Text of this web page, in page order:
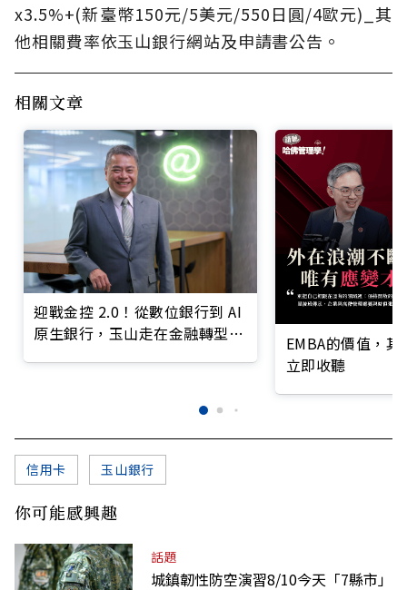
x3.5%+(新臺幣150元/5美元/550日圓/4歐元)_其
他相關費率依玉山銀行網站及申請書公告。
相關文章
迎戰金控 2.0！從數位銀行到 AI
原生銀行，玉山走在金融轉型最
EMBA的價值，
立即收聽
信用卡 玉山銀行
你可能感興趣
話題
城鎮韌性防空演習8/10今天「7縣市」